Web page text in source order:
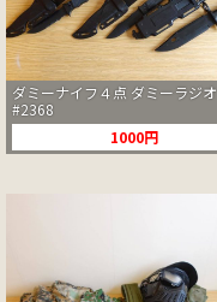
ダミーナイフ４点 ダミーラジオ
#2368
1000円